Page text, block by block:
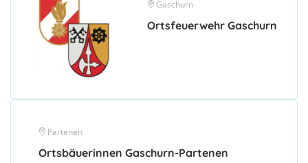
Gaschurn
Ortsfeuerwehr Gaschurn
Partenen
Ortsbäuerinnen Gaschurn-Partenen